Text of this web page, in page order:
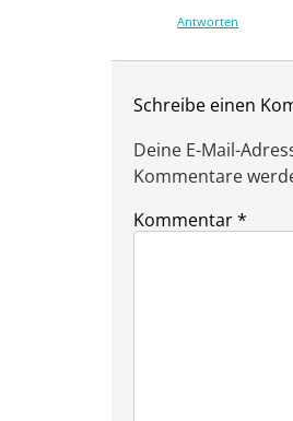
Antworten
Schreibe einen
Deine E-Mail-
Kommentare
Kommentar*